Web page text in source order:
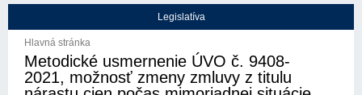
Legislatíva
Hlavná stránka
Metodické usmernenie ÚVO č. 9408-
2021, možnosť zmeny zmluvy z titulu